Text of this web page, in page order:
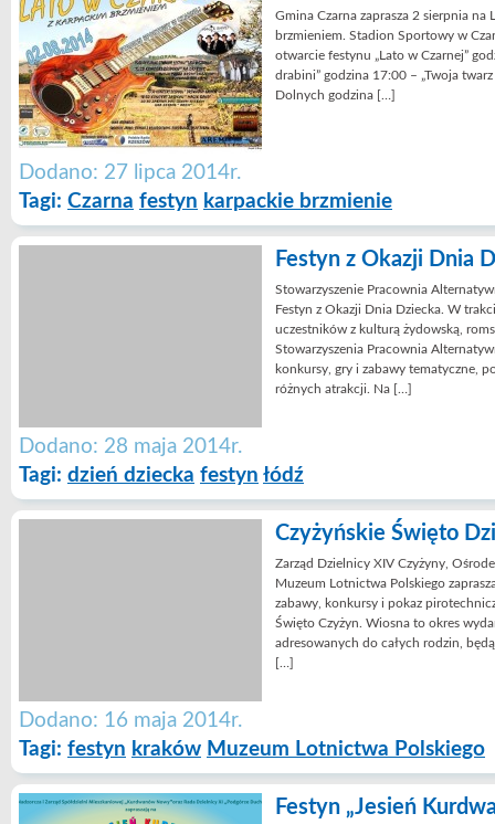
Gmina Czarna zaprasza 2 sierpnia na
brzmieniem. Stadion Sportowy w
otwarcie festynu „Lato w Czarnej”
drabini” godzina 17:00 – „Twoja
Dolnych godzina […]
Dodano: 27 lipca 2014r.
Tagi: Czarna festyn karpackie brzmienie
Festyn z Okazji Dnia
Stowarzyszenie Pracownia
Festyn z Okazji Dnia Dziecka. W
uczestników z kulturą żydowską,
Stowarzyszenia Pracownia
konkursy, gry i zabawy tematyczne,
różnych atrakcji. Na […]
Dodano: 28 maja 2014r.
Tagi: dzień dziecka festyn łódź
Czyżyńskie Święto
Zarząd Dzielnicy XIV Czyżyny,
Muzeum Lotnictwa Polskiego
zabawy, konkursy i pokaz
Święto Czyżyn. Wiosna to okres
adresowanych do całych rodzin,
[…]
Dodano: 16 maja 2014r.
Tagi: festyn kraków Muzeum Lotnictwa Polskiego
Festyn „Jesień